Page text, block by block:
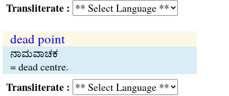
:
dead point
ನಾಮವಾಚಕ
= dead centre.
: